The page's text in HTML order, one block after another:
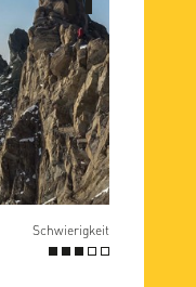
Schwierigkeit